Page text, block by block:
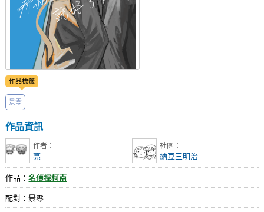
作品標籤
景零
作品資訊
作者：
亮
社團：
納豆三明治
作品：名偵探柯南
配對：景零